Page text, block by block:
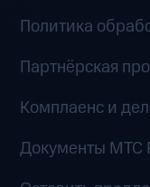
Политика
Партнёрская
Комплаенс и
Документы MTC